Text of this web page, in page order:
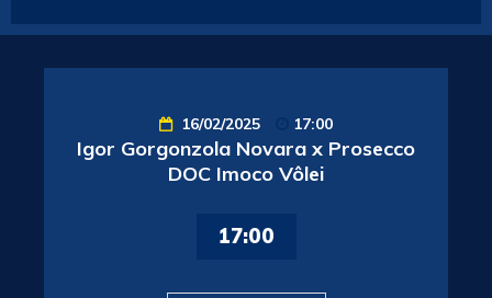
16/02/2025 17:00
Igor Gorgonzola Novara x Prosecco
DOC Imoco Vôlei
17:00